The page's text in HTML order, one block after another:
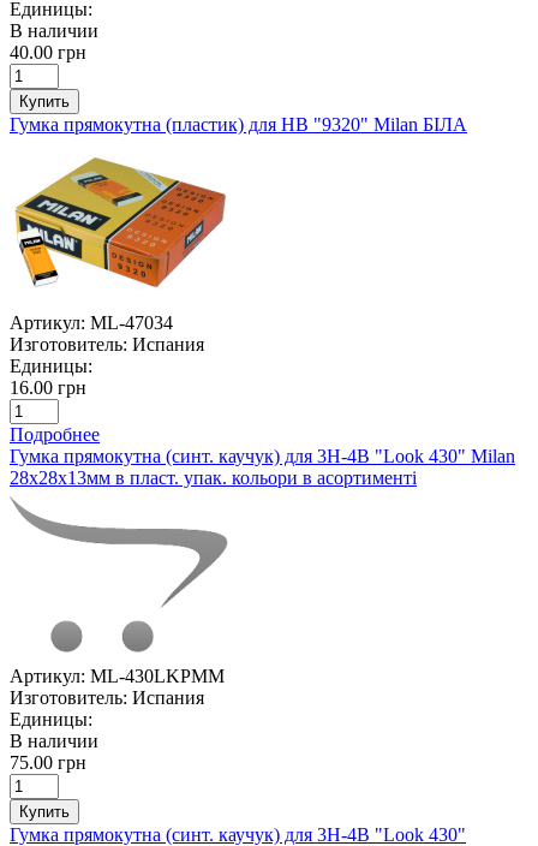
Единицы:
В наличии
40.00 грн
Купить
Гумка прямокутна (пластик) для НВ "9320" Milan БІЛА
Артикул: ML-47034
Изготовитель: Испания
Единицы:
16.00 грн
Подробнее
Гумка прямокутна (синт. каучук) для 3Н-4В "Look 430" Milan
28х28х13мм в пласт. упак. кольори в асортименті
Артикул: ML-430LKPMM
Изготовитель: Испания
Единицы:
В наличии
75.00 грн
Купить
Гумка прямокутна (синт. каучук) для 3Н-4В "Look 430"